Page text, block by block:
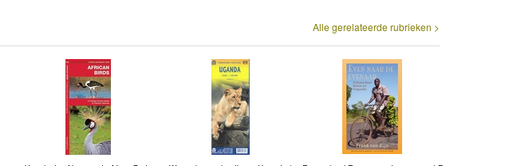
Alle gerelateerde rubrieken >